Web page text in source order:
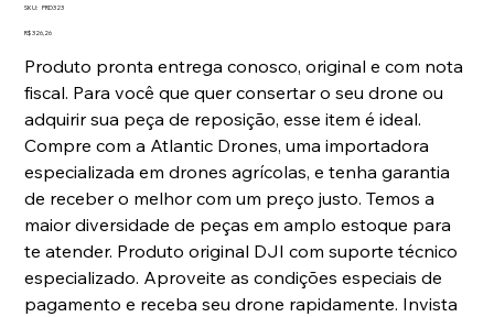
SKU: SKU
PRD323
Preço
R$ 326,26
Produto pronta entrega conosco, original e com nota
fiscal. Para você que quer consertar o seu drone ou
adquirir sua peça de reposição, esse item é ideal.
Compre com a Atlantic Drones, uma importadora
especializada em drones agrícolas, e tenha garantia
de receber o melhor com um preço justo. Temos a
maior diversidade de peças em amplo estoque para
te atender. Produto original DJI com suporte técnico
especializado. Aproveite as condições especiais de
pagamento e receba seu drone rapidamente. Invista